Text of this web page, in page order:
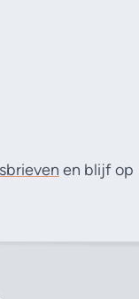
en blijf op